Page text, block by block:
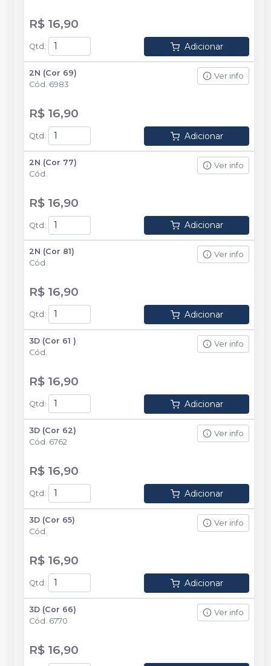
R$ 16,90
Qtd : Adicionar
2N (Cor 69)
Cód. 6983
Ver info
R$ 16,90
Qtd : Adicionar
2N (Cor 77)
Cód.
Ver info
R$ 16,90
Qtd: Adicionar
2N (Cor 81)
Cód.
Ver info
R$ 16,90
Qtd : Adicionar
3D (Cor 61 )
Cód.
Ver info
R$ 16,90
Qtd : Adicionar
3D (Cor 62)
Cód. 6762
Ver info
R$ 16,90
Qtd : Adicionar
3D (Cor 65)
Cód.
Ver info
R$ 16,90
Qtd : Adicionar
3D (Cor 66)
Cód. 6770
Ver info
R$ 16,90